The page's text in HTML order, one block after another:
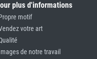
plus d'informations
motif
votre art
de notre travail